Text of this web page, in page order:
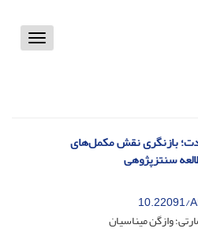
Toggle
بازنگری نقش مکمل‌های
سنتزپژوهی
10.22091/
وازگن میناسیان